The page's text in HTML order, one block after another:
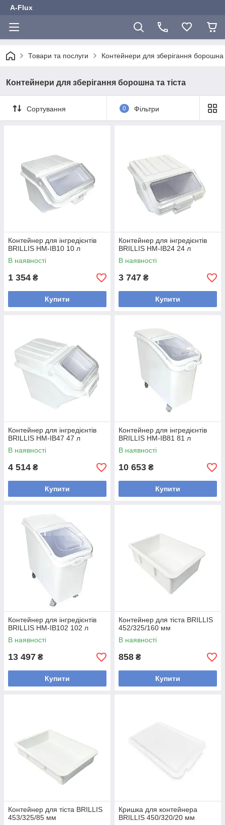
A-Flux
Товари та послуги Контейнери для зберігання борошна
Контейнери для зберігання борошна та тіста
Сортування 0 Фільтри
Контейнер для інгредієнтів
BRILLIS HM-IB10 10 л
В наявності
1 354 ₴
Купити
Контейнер для інгредієнтів
BRILLIS HM-IB24 24 л
В наявності
3 747 ₴
Купити
Контейнер для інгредієнтів
BRILLIS HM-IB47 47 л
В наявності
4 514 ₴
Купити
Контейнер для інгредієнтів
BRILLIS HM-IB81 81 л
В наявності
10 653 ₴
Купити
Контейнер для інгредієнтів
BRILLIS HM-IB102 102 л
В наявності
13 497 ₴
Купити
Контейнер для тіста BRILLIS
452/325/160 мм
В наявності
858 ₴
Купити
Контейнер для тіста BRILLIS
453/325/85 мм
Кришка для контейнера
BRILLIS 450/320/20 мм